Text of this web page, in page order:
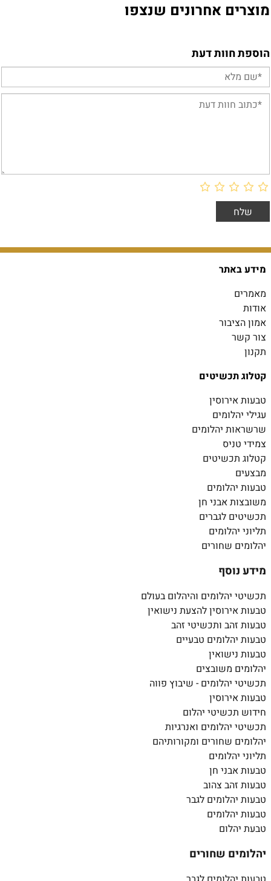
מוצרים אחרונים שנצפו
הוספת חוות דעת
מידע באתר
מאמרים
אודות
אמון הציבור
צור קשר
תקנון
קטלוג תכשיטים
טבעות אירוסין
עגילי יהלומים
שרשראות יהלומים
צמידי טניס
קטלוג תכשיטים
מבצעים
טבעות יהלומים
משובצות אבני חן
תכשיטים לגברים
תליוני יהלומים
יהלומים שחורים
מידע נוסף
תכשיטי יהלומים והיהלום בעולם
טבעות אירוסין להצעת נישואין
טבעות זהב ותכשיטי זהב
טבעות יהלומים טבעיים
טבעות נישואין
יהלומים משובצים
תכשיטי יהלומים - שיבוץ פווה
טבעות אירוסין
חידוש תכשיטי יהלום
תכשיטי יהלומים ואנרגיות
יהלומים שחורים ומקורותיהם
תליוני יהלומים
טבעות אבני חן
טבעות זהב צהוב
טבעות יהלומים לגבר
טבעות יהלומים
טבעת יהלום
יהלומים שחורים